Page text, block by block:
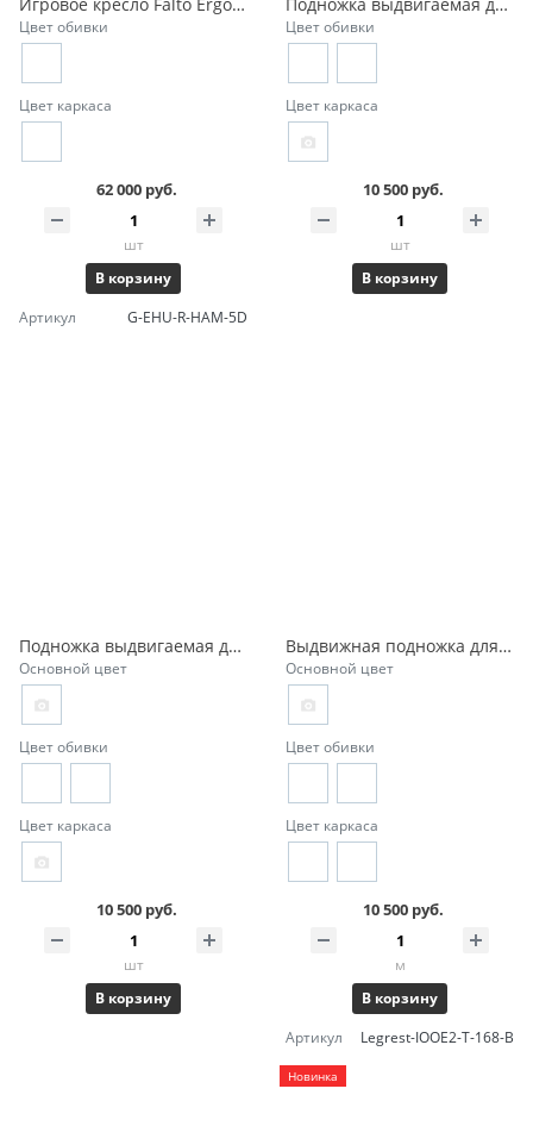
Цвет обивки
Цвет каркаса
62 000 руб.
шт
В корзину
Артикул
G-EHU-R-HAM-5D
Цвет обивки
Цвет каркаса
10 500 руб.
шт
В корзину
Подножка выдвигаемая для кресел Falto EHE2/EHB2/EJE2
Основной цвет
Цвет обивки
Цвет каркаса
10 500 руб.
шт
В корзину
Выдвижная подножка для кресел Falto IOO Elite и IOO 2 Pro
Основной цвет
Цвет обивки
Цвет каркаса
10 500 руб.
м
В корзину
Артикул
Legrest-IOOE2-T-168-B
Новинка